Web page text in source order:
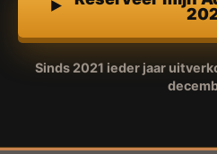
Sinds 2021 ieder jaar